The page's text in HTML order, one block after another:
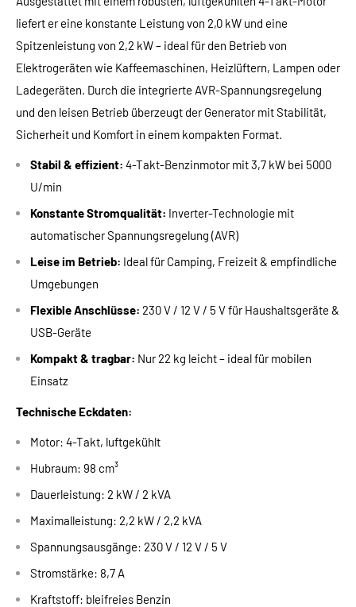
liefert er eine konstante Leistung von 2,0 kW und eine
Spitzenleistung von 2,2 kW – ideal für den Betrieb von
Elektrogeräten wie Kaffeemaschinen, Heizlüftern, Lampen oder
Ladegeräten. Durch die integrierte AVR-Spannungsregelung
und den leisen Betrieb überzeugt der Generator mit Stabilität,
Sicherheit und Komfort in einem kompakten Format.
Stabil & effizient: 4-Takt-Benzinmotor mit 3,7 kW bei 5000
U/min
Konstante Stromqualität: Inverter-Technologie mit
automatischer Spannungsregelung (AVR)
Leise im Betrieb: Ideal für Camping, Freizeit & empfindliche
Umgebungen
Flexible Anschlüsse: 230 V / 12 V / 5 V für Haushaltsgeräte &
USB-Geräte
Kompakt & tragbar: Nur 22 kg leicht – ideal für mobilen
Einsatz
Technische Eckdaten:
Motor: 4-Takt, luftgekühlt
Hubraum: 98 cm³
Dauerleistung: 2 kW / 2 kVA
Maximalleistung: 2,2 kW / 2,2 kVA
Spannungsausgänge: 230 V / 12 V / 5 V
Stromstärke: 8,7 A
Kraftstoff: bleifreies Benzin